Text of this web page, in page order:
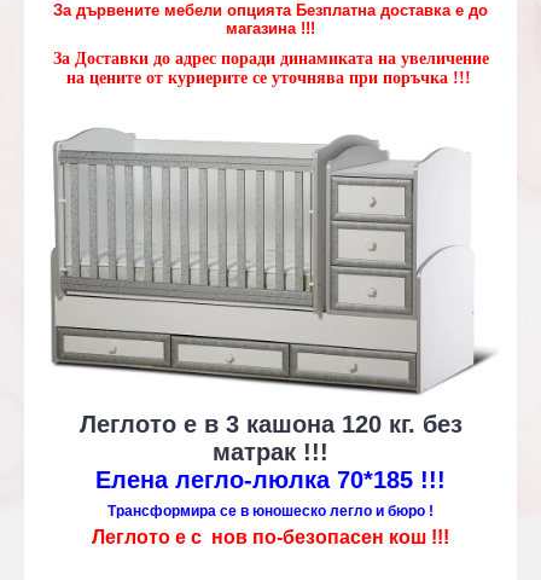
За дървените мебели опцията Безплатна доставка е до
магазина !!!
За Доставки до адрес поради динамиката на увеличение
на цените от куриерите се уточнява при поръчка !!!
Леглото е в 3 кашона 120 кг. без
матрак !!!
Елена легло-люлка 70*185 !!!
Трансформира се в юношеско легло и бюро !
Леглото е с нов по-безопасен кош !!!